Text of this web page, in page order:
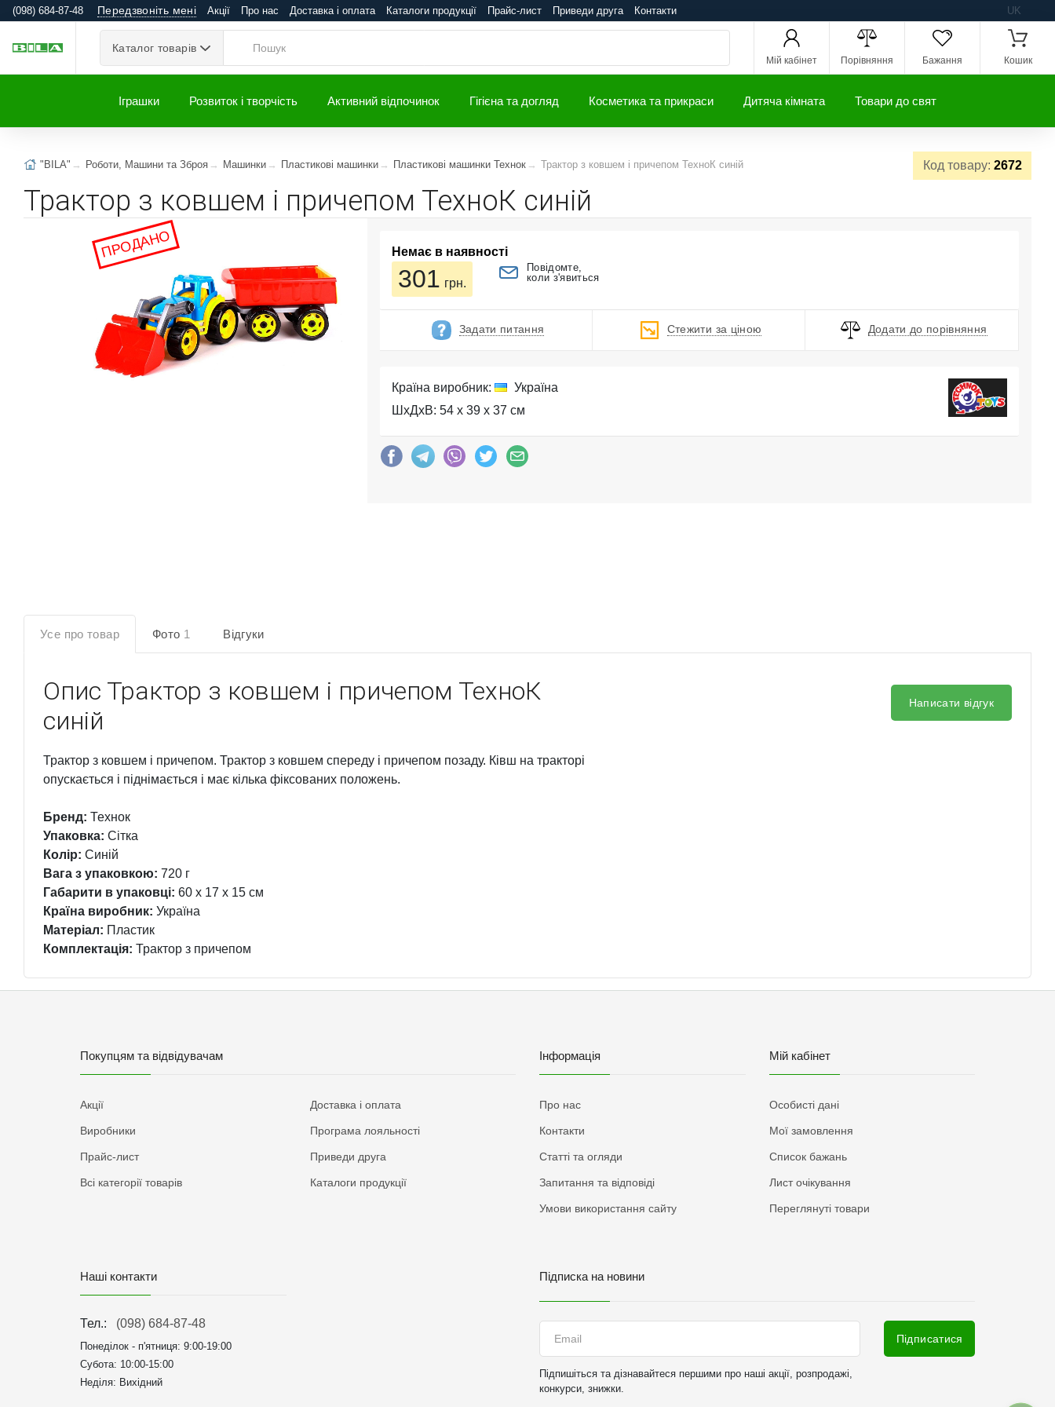
(098) 684-87-48 Передзвоніть мені Акції Про нас Доставка і оплата Каталоги продукції Прайс-лист Приведи друга Контакти UK
Каталог товарів
Мій кабінет Порівняння Бажання Кошик
Іграшки Розвиток і творчість Активний відпочинок Гігієна та догляд Косметика та прикраси Дитяча кімната Товари до свят
Код товару: 2672
"BILA" Роботи, Машини та Зброя Машинки Пластикові машинки Пластикові машинки Технок Трактор з ковшем і причепом ТехноК синій
Трактор з ковшем і причепом ТехноК синій
ПРОДАНО Немає в наявності
301 грн.
Повідомте,
коли з'явиться
Задати питання Стежити за ціною Додати до порівняння
Країна виробник:
Україна
ШхДхВ: 54 x 39 x 37 см
Усе про товар Фото 1 Відгуки
Опис Трактор з ковшем і причепом ТехноК
синій
Трактор з ковшем і причепом. Трактор з ковшем спереду і причепом позаду. Ківш на тракторі
опускається і піднімається і має кілька фіксованих положень.
Бренд: Технок
Упаковка: Сітка
Колір: Синій
Вага з упаковкою: 720 г
Габарити в упаковці: 60 x 17 x 15 см
Країна виробник: Україна
Матеріал: Пластик
Комплектація: Трактор з причепом
Написати відгук
Покупцям та відвідувачам
Акції
Виробники
Прайс-лист
Всі категорії товарів
Доставка і оплата
Програма лояльності
Приведи друга
Каталоги продукції
Інформація
Про нас
Контакти
Статті та огляди
Запитання та відповіді
Умови використання сайту
Мій кабінет
Особисті дані
Мої замовлення
Список бажань
Лист очікування
Переглянуті товари
Наші контакти
Тел.: (098) 684-87-48
Понеділок - п'ятниця: 9:00-19:00
Субота: 10:00-15:00
Неділя: Вихідний
Підписка на новини
Підпишіться та дізнавайтеся першими про наші акції, розпродажі,
конкурси, знижки.
Підписатися